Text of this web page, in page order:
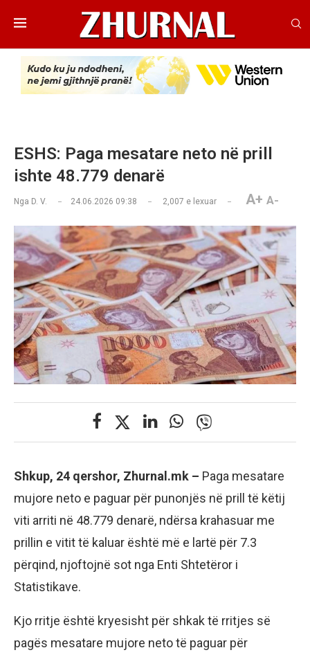
ESHS: Paga mesatare neto në prill
ishte 48.779 denarë
Nga D. V. 24.06.2026 09:38 2,007 e lexuar A+ A-
Shkup, 24 qershor, Zhurnal.mk – Paga mesatare
mujore neto e paguar për punonjës në prill të këtij
viti arriti në 48.779 denarë, ndërsa krahasuar me
prillin e vitit të kaluar është më e lartë për 7.3
përqind, njoftojnë sot nga Enti Shtetëror i
Statistikave.
Kjo rritje është kryesisht për shkak të rritjes së
pagës mesatare mujore neto të paguar për